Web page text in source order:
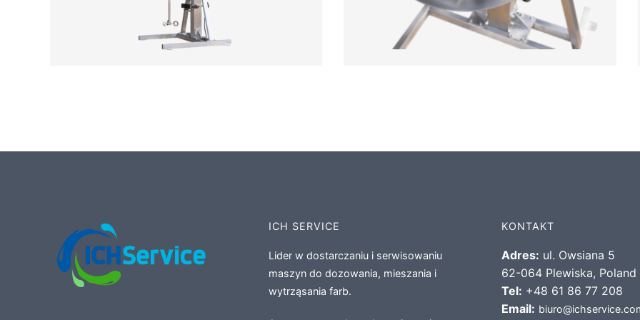
ICH SERVICE
Lider w dostarczaniu i serwisowaniu
maszyn do dozowania, mieszania i
wytrząsania farb.
KONTAKT
Adres: ul. Owsiana 5
62-064 Plewiska, Poland
Tel: +48 61 86 77 208
Email: